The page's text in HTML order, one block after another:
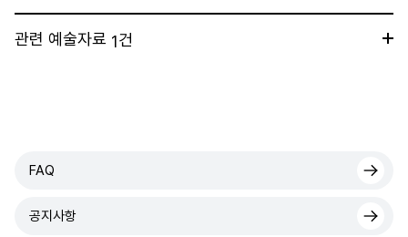
관련 예술자료 1건
FAQ
공지사항